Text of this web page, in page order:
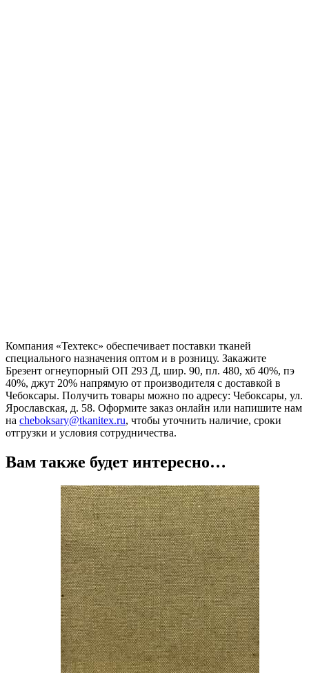
Компания «Техтекс» обеспечивает поставки тканей
специального назначения оптом и в розницу. Закажите
Брезент огнеупорный ОП 293 Д, шир. 90, пл. 480, хб 40%, пэ
40%, джут 20% напрямую от производителя с доставкой в
Чебоксары. Получить товары можно по адресу: Чебоксары, ул.
Ярославская, д. 58. Оформите заказ онлайн или напишите нам
на cheboksary@tkanitex.ru, чтобы уточнить наличие, сроки
отгрузки и условия сотрудничества.
Вам также будет интересно…